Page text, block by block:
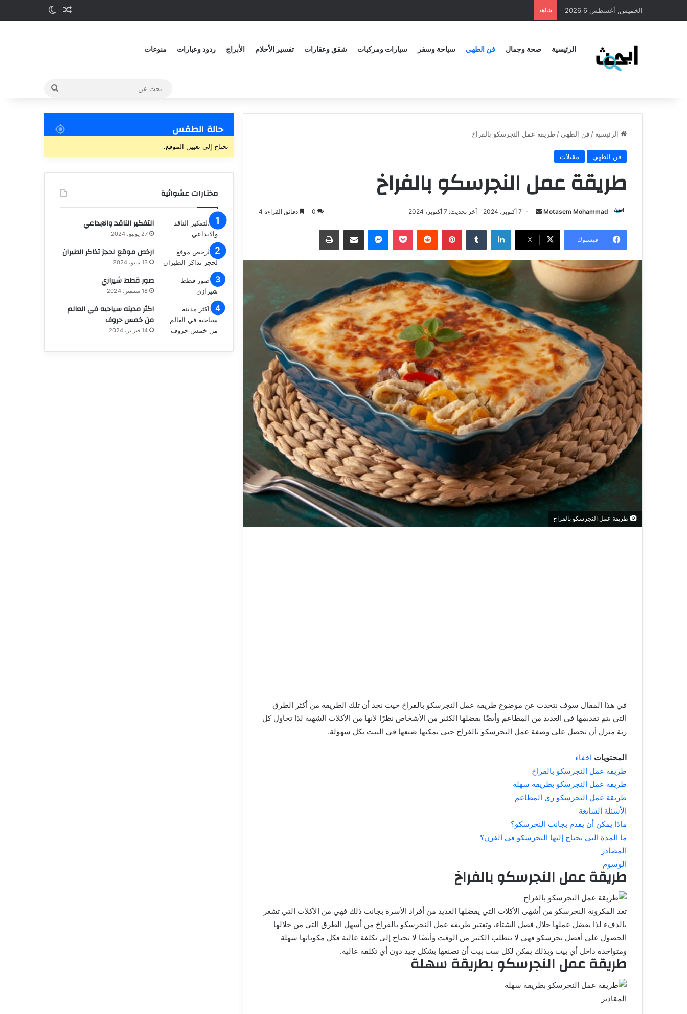
الخميس, أغسطس 6 2026 شاهد
الرئيسية صحة وجمال فن الطهي سياحة وسفر سيارات ومركبات شقق وعقارات تفسير الأحلام الأبراج ردود وعبارات منوعات
الرئيسية / فن الطهي / طريقة عمل النجرسكو بالفراخ
فن الطهي مقبلات
طريقة عمل النجرسكو بالفراخ
Motasem Mohammad 7 أكتوبر، 2024 آخر تحديث: 7 أكتوبر، 2024 0 دقائق القراءة 4
فيسبوك X
طريقة عمل النجرسكو بالفراخ
في هذا المقال سوف نتحدث عن موضوع طريقة عمل النجرسكو بالفراخ حيث نجد أن تلك الطريقة من أكثر الطرق
التي يتم تقديمها في العديد من المطاعم وأيضًا يفضلها الكثير من الأشخاص نظرًا لأنها من الأكلات الشهية لذا تحاول كل
ربة منزل أن تحصل على وصفة عمل النجرسكو بالفراخ حتى يمكنها صنعها في البيت بكل سهولة.
المحتويات اخفاء
طريقة عمل النجرسكو بالفراخ
طريقة عمل النجرسكو بطريقة سهلة
طريقة عمل النجرسكو زي المطاعم
الأسئلة الشائعة
ماذا يمكن أن يقدم بجانب النجرسكو؟
ما المدة التي يحتاج إليها النجرسكو في الفرن؟
المصادر
الوسوم
طريقة عمل النجرسكو بالفراخ
تعد المكرونة النجرسكو من أشهى الأكلات التي يفضلها العديد من أفراد الأسرة بجانب ذلك فهي من الأكلات التي تشعر
بالدفء لذا يفضل عملها خلال فصل الشتاء، وتعتبر طريقة عمل النجرسكو بالفراخ من أسهل الطرق التي من خلالها
الحصول على أفضل نجرسكو فهى لا تتطلب الكثير من الوقت وأيضًا لا تحتاج إلى تكلفة عالية فكل مكوناتها سهلة
ومتواجدة داخل أي بيت وبذلك يمكن لكل ست بيت أن تصنعها بشكل جيد دون أي تكلفة عالية.
طريقة عمل النجرسكو بطريقة سهلة
المقادير
حالة الطقس
تحتاج إلى تعيين الموقع.
مختارات عشوائية
التفكير الناقد والابداعي
27 يونيو، 2024
ارخص موقع لحجز تذاكر الطيران
13 مايو، 2024
صور قطط شيرازي
18 سبتمبر، 2024
اكثر مدينه سياحيه في العالم
من خمس حروف
14 فبراير، 2024